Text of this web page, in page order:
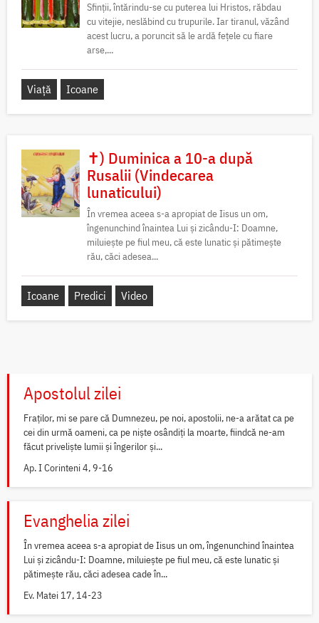
Sfinții, întărindu-se cu puterea lui Hristos, răbdau
cu vitejie, neslăbind cu trupurile. Iar tiranul, văzând
acest lucru, a poruncit să le ardă fețele cu fiare
arse,...
Viață Icoane
✝) Duminica a 10-a după
Rusalii (Vindecarea
lunaticului)
În vremea aceea s-a apropiat de Iisus un om,
îngenunchind înaintea Lui și zicându-I: Doamne,
miluiește pe fiul meu, că este lunatic și pătimește
rău, căci adesea...
Icoane Predici Video
Apostolul zilei
Fraților, mi se pare că Dumnezeu, pe noi, apostolii, ne-a arătat ca pe
cei din urmă oameni, ca pe niște osândiți la moarte, fiindcă ne-am
făcut priveliște lumii și îngerilor și...
Ap. I Corinteni 4, 9-16
Evanghelia zilei
În vremea aceea s-a apropiat de Iisus un om, îngenunchind înaintea
Lui și zicându-I: Doamne, miluiește pe fiul meu, că este lunatic și
pătimește rău, căci adesea cade în...
Ev. Matei 17, 14-23